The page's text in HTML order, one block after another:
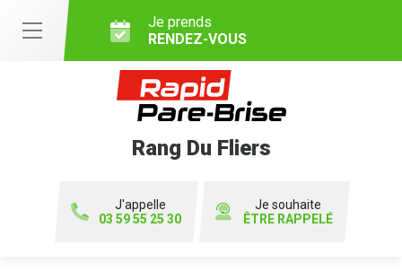
Je prends
RENDEZ-VOUS
Rang Du Fliers
J'appelle
03 59 55 25 30
Je souhaite
ÊTRE RAPPELÉ